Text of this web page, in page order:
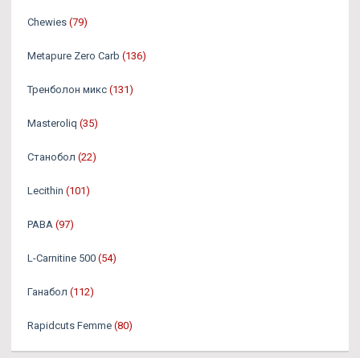
Chewies (79)
Metapure Zero Carb (136)
Тренболон микс (131)
Masteroliq (35)
Станобол (22)
Lecithin (101)
PABA (97)
L-Carnitine 500 (54)
Ганабол (112)
Rapidcuts Femme (80)